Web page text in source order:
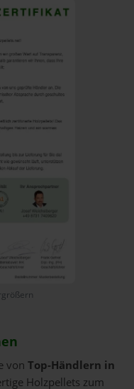
von Top-Händlern in
Holzpellets zum